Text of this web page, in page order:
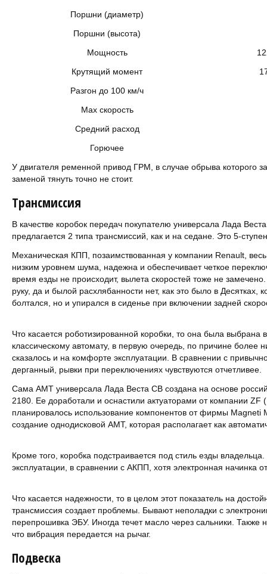
Поршни (диаметр)
Поршни (высота)
Мощность
Крутящий момент
Разгон до 100 км/ч
Мах скорость
Средний расход
Горючее
У двигателя ременной привод ГРМ, в случае обрыва которого
заменой тянуть точно не стоит.
Трансмиссия
В качестве коробок передач покупателю универсала Лада
предлагается 2 типа трансмиссий, как и на седане. Это 5-
Механическая КПП, позаимствованная у компании Renault,
низким уровнем шума, надежна и обеспечивает четкое
время езды не происходит, вылета скоростей тоже не
руку, да и былой расхлябанности нет, как это было в Десятках,
болтался, но и упирался в сиденье при включении задней
Что касается роботизированной коробки, то она была выбрана
классическому автомату, в первую очередь, по причине более
сказалось и на комфорте эксплуатации. В сравнении с
дерганный, рывки при переключениях чувствуются отчетливее.
Сама АМТ универсала Лада Веста СВ создана на основе
2180. Ее доработали и оснастили актуаторами от компании ZF
планировалось использование компонентов от фирмы Magneti
создание однодисковой АМТ, которая располагает как
Кроме того, коробка подстраивается под стиль езды
эксплуатации, в сравнении с АКПП, хотя электронная начинка
Что касается надежности, то в целом этот показатель на
трансмиссия создает проблемы. Бывают неполадки с
перепрошивка ЭБУ. Иногда течет масло через сальники. Также
что вибрация передается на рычаг.
Подвеска